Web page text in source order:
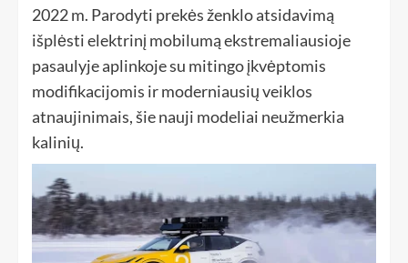
2022 m. Parodyti prekės ženklo atsidavimą
išplėsti elektrinį mobilumą ekstremaliausioje
pasaulyje aplinkoje su mitingo įkvėptomis
modifikacijomis ir moderniausių veiklos
atnaujinimais, šie nauji modeliai neužmerkia
kalinių.